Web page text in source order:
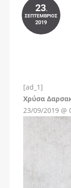
23.
ΣΕΠΤΈΜΒΡΙΟΣ
2019
[ad_1]
Χρύσα
23/09/2019 @